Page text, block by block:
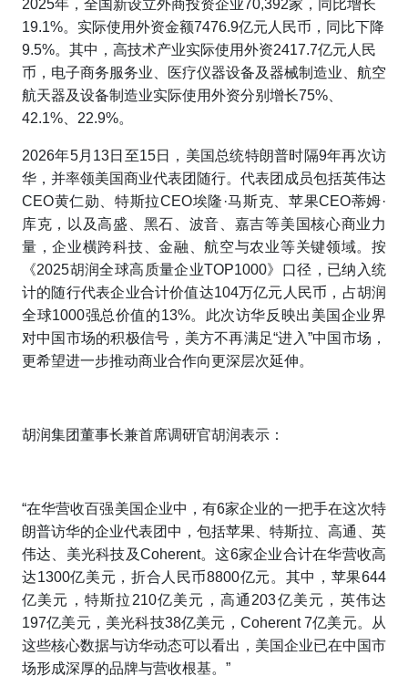
2025年，全国新设立外商投资企业70,392家，同比增长
19.1%。实际使用外资金额7476.9亿元人民币，同比下降
9.5%。其中，高技术产业实际使用外资2417.7亿元人民
币，电子商务服务业、医疗仪器设备及器械制造业、航空
航天器及设备制造业实际使用外资分别增长75%、
42.1%、22.9%。
2026年5月13日至15日，美国总统特朗普时隔9年再次访
华，并率领美国商业代表团随行。代表团成员包括英伟达
CEO黄仁勋、特斯拉CEO埃隆·马斯克、苹果CEO蒂姆·
库克，以及高盛、黑石、波音、嘉吉等美国核心商业力
量，企业横跨科技、金融、航空与农业等关键领域。按
《2025胡润全球高质量企业TOP1000》口径，已纳入统
计的随行代表企业合计价值达104万亿元人民币，占胡润
全球1000强总价值的13%。此次访华反映出美国企业界
对中国市场的积极信号，美方不再满足“进入”中国市场，
更希望进一步推动商业合作向更深层次延伸。
胡润集团董事长兼首席调研官胡润表示：
“在华营收百强美国企业中，有6家企业的一把手在这次特
朗普访华的企业代表团中，包括苹果、特斯拉、高通、英
伟达、美光科技及Coherent。这6家企业合计在华营收高
达1300亿美元，折合人民币8800亿元。其中，苹果644
亿美元，特斯拉210亿美元，高通203亿美元，英伟达
197亿美元，美光科技38亿美元，Coherent 7亿美元。从
这些核心数据与访华动态可以看出，美国企业已在中国市
场形成深厚的品牌与营收根基。”